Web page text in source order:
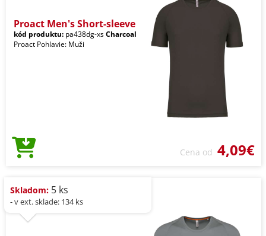
Proact Men's Short-sleeve
kód produktu: pa438dg-xsCharcoal
Proact Pohlavie: Muži
Cena od 4,09€
Skladom: 5 ks
- v ext. sklade: 134 ks